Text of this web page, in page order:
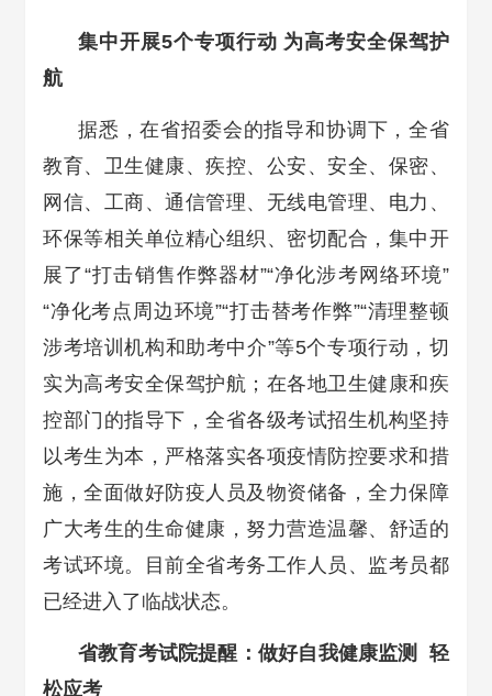
集中开展5个专项行动 为高考安全保驾护
航
据悉，在省招委会的指导和协调下，全省
教育、卫生健康、疾控、公安、安全、保密、
网信、工商、通信管理、无线电管理、电力、
环保等相关单位精心组织、密切配合，集中开
展了“打击销售作弊器材”“净化涉考网络环境”
“净化考点周边环境”“打击替考作弊”“清理整顿
涉考培训机构和助考中介”等5个专项行动，切
实为高考安全保驾护航；在各地卫生健康和疾
控部门的指导下，全省各级考试招生机构坚持
以考生为本，严格落实各项疫情防控要求和措
施，全面做好防疫人员及物资储备，全力保障
广大考生的生命健康，努力营造温馨、舒适的
考试环境。目前全省考务工作人员、监考员都
已经进入了临战状态。
省教育考试院提醒：做好自我健康监测 轻
松应考